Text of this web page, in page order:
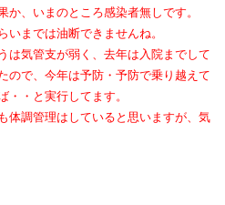
か、いまのところ感染者無しです。
いまでは油断できませんね。
は気管支が弱く、去年は入院までして
ので、今年は予防・予防で乗り越えて
・・と実行してます。
体調管理はしていると思いますが、気